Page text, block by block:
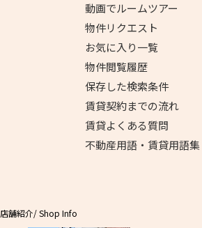
動画でルームツアー
物件リクエスト
お気に入り一覧
物件閲覧履歴
保存した検索条件
賃貸契約までの流れ
賃貸よくある質問
不動産用語・賃貸用語集
店舗紹介/ Shop Info